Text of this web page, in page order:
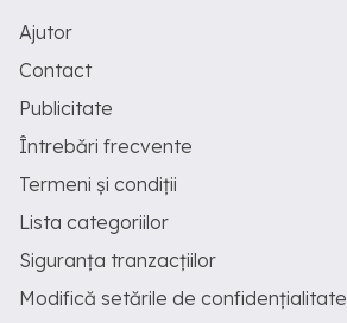
Ajutor
Contact
Publicitate
Întrebări frecvente
Termeni și condiții
Lista categoriilor
Siguranța tranzacțiilor
Modifică setările de confidențialitate